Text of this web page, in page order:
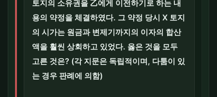
토지의 소유권을 乙에게 이전하기로 하는 내
용의 약정을 체결하였다. 그 약정 당시 X 토지
의 시가는 원금과 변제기까지의 이자의 합산
액을 훨씬 상회하고 있었다. 옳은 것을 모두
고른 것은? (각 지문은 독립적이며, 다툼이 있
는 경우 판례에 의함)